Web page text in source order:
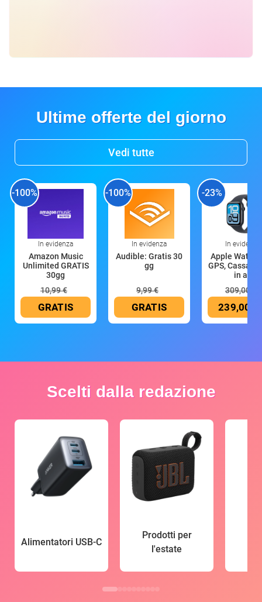
Ultime offerte del giorno
Vedi tutte
-100%
In evidenza
Amazon Music
Unlimited GRATIS
30gg
10,99 €
GRATIS
-100%
In evidenza
Audible: Gratis 30
gg
9,99 €
GRATIS
-23%
In evidenza
Apple Watch
GPS, Cassa
in all
309,00 €
239,00 €
Scelti dalla redazione
Alimentatori USB-C
Prodotti per
l'estate